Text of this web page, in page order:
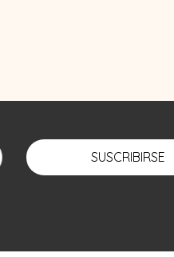
SUSCRIBIRSE